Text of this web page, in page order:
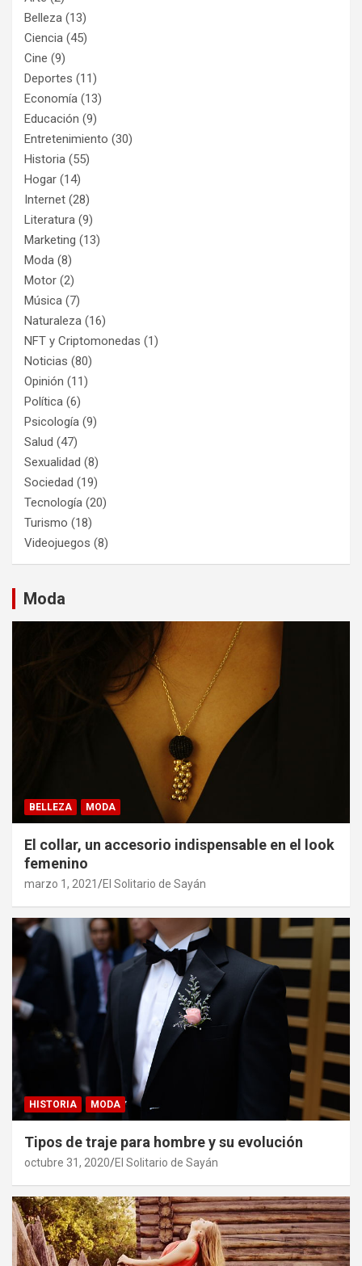
Belleza (13)
Ciencia (45)
Cine (9)
Deportes (11)
Economía (13)
Educación (9)
Entretenimiento (30)
Historia (55)
Hogar (14)
Internet (28)
Literatura (9)
Marketing (13)
Moda (8)
Motor (2)
Música (7)
Naturaleza (16)
NFT y Criptomonedas (1)
Noticias (80)
Opinión (11)
Política (6)
Psicología (9)
Salud (47)
Sexualidad (8)
Sociedad (19)
Tecnología (20)
Turismo (18)
Videojuegos (8)
Moda
BELLEZA MODA
El collar, un accesorio indispensable en el look
femenino
marzo 1, 2021 El Solitario de Sayán
HISTORIA MODA
Tipos de traje para hombre y su evolución
octubre 31, 2020 El Solitario de Sayán